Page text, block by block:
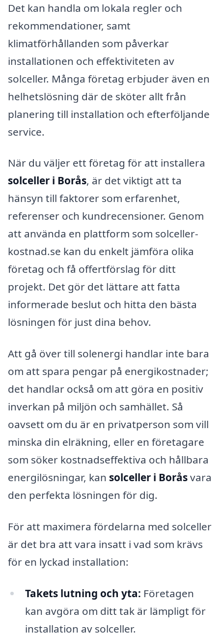
Det kan handla om lokala regler och
rekommendationer, samt
klimatförhållanden som påverkar
installationen och effektiviteten av
solceller. Många företag erbjuder även en
helhetslösning där de sköter allt från
planering till installation och efterföljande
service.
När du väljer ett företag för att installera
solceller i Borås, är det viktigt att ta
hänsyn till faktorer som erfarenhet,
referenser och kundrecensioner. Genom
att använda en plattform som solceller-
kostnad.se kan du enkelt jämföra olika
företag och få offertförslag för ditt
projekt. Det gör det lättare att fatta
informerade beslut och hitta den bästa
lösningen för just dina behov.
Att gå över till solenergi handlar inte bara
om att spara pengar på energikostnader;
det handlar också om att göra en positiv
inverkan på miljön och samhället. Så
oavsett om du är en privatperson som vill
minska din elräkning, eller en företagare
som söker kostnadseffektiva och hållbara
energilösningar, kan solceller i Boråsvara
den perfekta lösningen för dig.
För att maximera fördelarna med solceller
är det bra att vara insatt i vad som krävs
för en lyckad installation:
Takets lutning och yta: Företagen
kan avgöra om ditt tak är lämpligt för
installation av solceller.